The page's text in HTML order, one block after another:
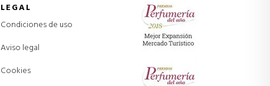
LEGAL
Condiciones de uso
Aviso legal
Cookies